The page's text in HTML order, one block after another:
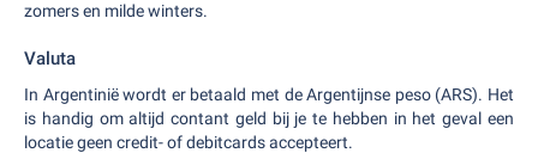
zomers en milde winters.
Valuta
In Argentinië wordt er betaald met de Argentijnse peso (ARS). Het
is handig om altijd contant geld bij je te hebben in het geval een
locatie geen credit- of debitcards accepteert.